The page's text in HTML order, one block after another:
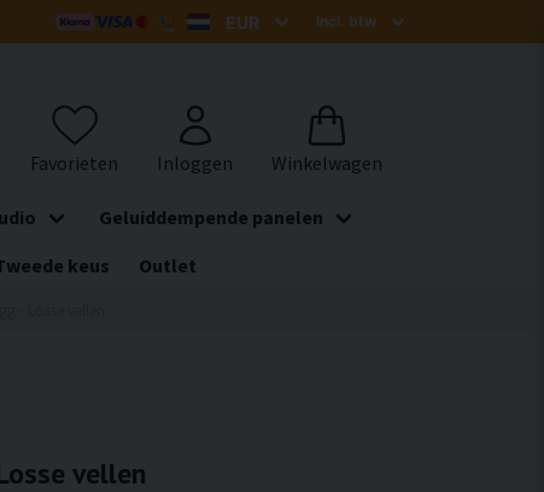
Geluiddempende panelen
keus Outlet
vellen